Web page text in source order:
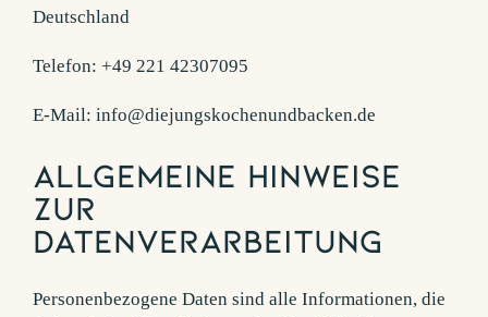
Deutschland
Telefon: +49 221 42307095
E-Mail: info@diejungskochenundbacken.de
Allgemeine Hinweise
zur
Datenverarbeitung
Personenbezogene Daten sind alle Informationen, die